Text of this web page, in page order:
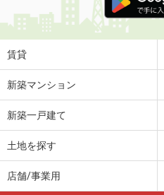
賃貸
新築マンション
新築一戸建て
土地を探す
店舗/事業用